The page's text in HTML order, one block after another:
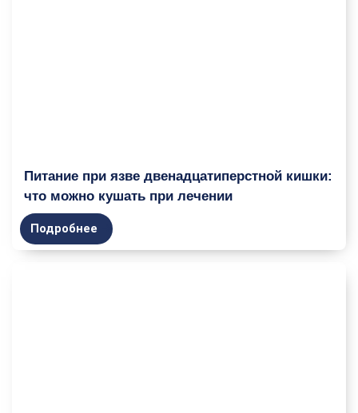
Питание при язве двенадцатиперстной кишки:
что можно кушать при лечении
Подробнее